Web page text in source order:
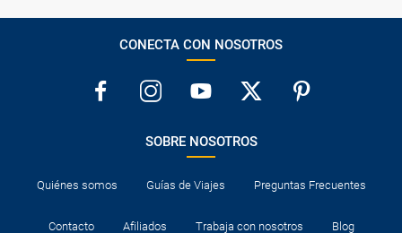
CONECTA CON NOSOTROS
SOBRE NOSOTROS
Quiénes somos Guías de Viajes Preguntas Frecuentes
Contacto Afiliados Trabaja con nosotros Blog